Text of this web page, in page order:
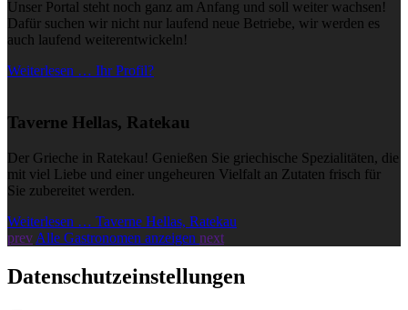
Unser Portal steht noch ganz am Anfang und soll weiter wachsen!
Dafür suchen wir nicht nur laufend neue Betriebe, wir werden es
auch laufend weiterentwickeln!
Weiterlesen … Ihr Profil?
Taverne Hellas, Ratekau
Der Grieche in Ratekau! Genießen Sie griechische Spezialitäten, die
mit viel Liebe und einer ungeheuren Vielfalt an Zutaten frisch für
Sie zubereitet werden.
Weiterlesen … Taverne Hellas, Ratekau
prev Alle Gastronomen anzeigen next
Datenschutzeinstellungen